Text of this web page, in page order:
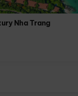
Nha Trang